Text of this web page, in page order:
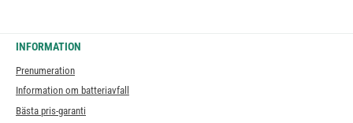
INFORMATION
Prenumeration
Information om batteriavfall
Bästa pris-garanti